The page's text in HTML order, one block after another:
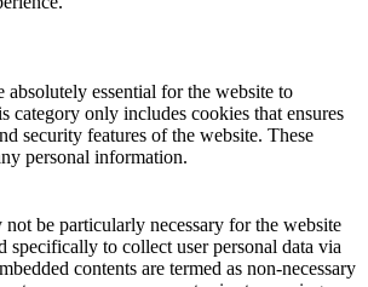
absolutely essential for the website to
category only includes cookies that ensures
security features of the website. These
personal information.
be particularly necessary for the website
specifically to collect user personal data via
contents are termed as non-necessary